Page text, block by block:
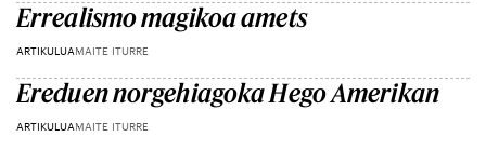
Errealismo magikoa amets
ARTIKULUAMAITE ITURRE
Ereduen norgehiagoka Hego Amerikan
ARTIKULUAMAITE ITURRE